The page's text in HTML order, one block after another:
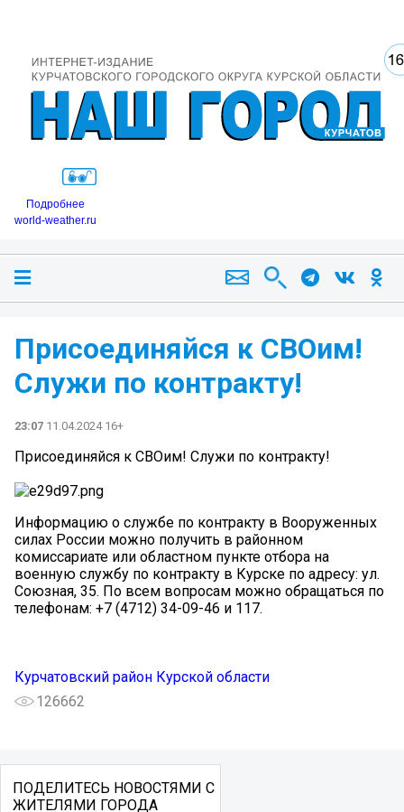
Подробнее
world-weather.ru
Присоединяйся к СВОим!
Служи по контракту!
23:07 11.04.2024 16+
Присоединяйся к СВОим! Служи по контракту!
Информацию о службе по контракту в Вооруженных
силах России можно получить в районном
комиссариате или областном пункте отбора на
военную службу по контракту в Курске по адресу: ул.
Союзная, 35. По всем вопросам можно обращаться по
телефонам: +7 (4712) 34-09-46 и 117.
Курчатовский район Курской области
126662
ПОДЕЛИТЕСЬ НОВОСТЯМИ С
ЖИТЕЛЯМИ ГОРОДА